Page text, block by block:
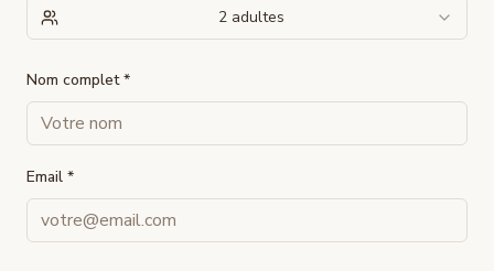
2 adultes
Nom complet *
Email *